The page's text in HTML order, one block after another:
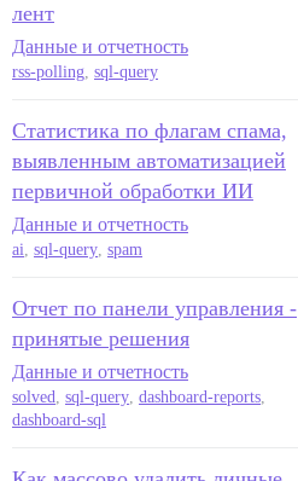
лент
Данные и отчетность
rss-polling, sql-query
Статистика по флагам спама,
выявленным автоматизацией
первичной обработки ИИ
Данные и отчетность
ai, sql-query, spam
Отчет по панели управления -
принятые решения
Данные и отчетность
solved, sql-query, dashboard-reports,
dashboard-sql